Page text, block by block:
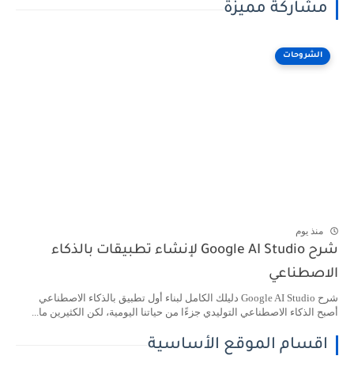
مشاركة مميزة
الشروحات
منذ يوم
شرح Google AI Studio لإنشاء تطبيقات بالذكاء
الاصطناعي
شرح Google AI Studio دليلك الكامل لبناء أول تطبيق بالذكاء الاصطناعي
أصبح الذكاء الاصطناعي التوليدي جزءًا من حياتنا اليومية، لكن الكثيرين ما...
اقسام الموقع الأساسية